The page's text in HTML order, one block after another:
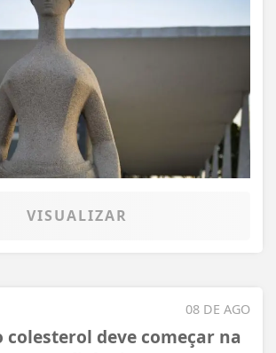
VISUALIZAR
08 DE AGO
colesterol deve começar na